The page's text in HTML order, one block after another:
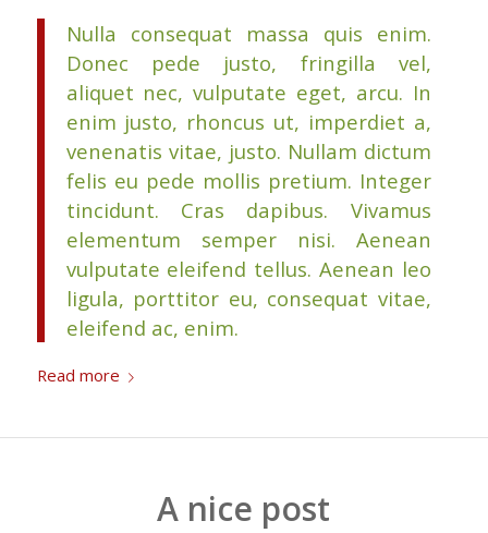
Nulla consequat massa quis enim.
Donec pede justo, fringilla vel,
aliquet nec, vulputate eget, arcu. In
enim justo, rhoncus ut, imperdiet a,
venenatis vitae, justo. Nullam dictum
felis eu pede mollis pretium. Integer
tincidunt. Cras dapibus. Vivamus
elementum semper nisi. Aenean
vulputate eleifend tellus. Aenean leo
ligula, porttitor eu, consequat vitae,
eleifend ac, enim.
Read more
A nice post